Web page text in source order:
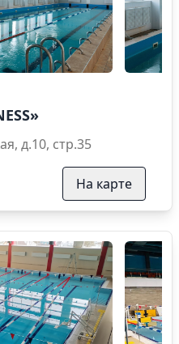
д.10, стр.35
На карте